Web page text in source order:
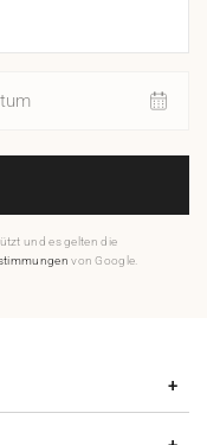
und es gelten die
von Google.